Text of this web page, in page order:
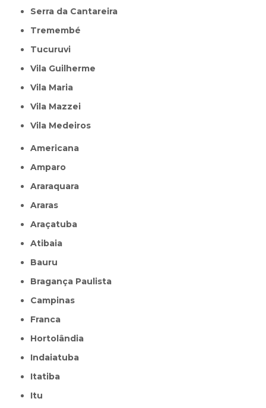
Serra da Cantareira
Tremembé
Tucuruvi
Vila Guilherme
Vila Maria
Vila Mazzei
Vila Medeiros
Americana
Amparo
Araraquara
Araras
Araçatuba
Atibaia
Bauru
Bragança Paulista
Campinas
Franca
Hortolândia
Indaiatuba
Itatiba
Itu